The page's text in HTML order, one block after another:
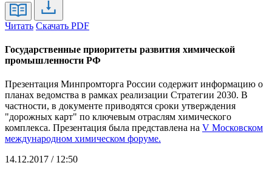
Читать Скачать PDF
Государственные приоритеты развития химической
промышленности РФ
Презентация Минпромторга России содержит информацию о
планах ведомства в рамках реализации Стратегии 2030. В
частности, в документе приводятся сроки утверждения
"дорожных карт" по ключевым отраслям химического
комплекса. Презентация была представлена на V Московском
международном химическом форуме.
14.12.2017 / 12:50